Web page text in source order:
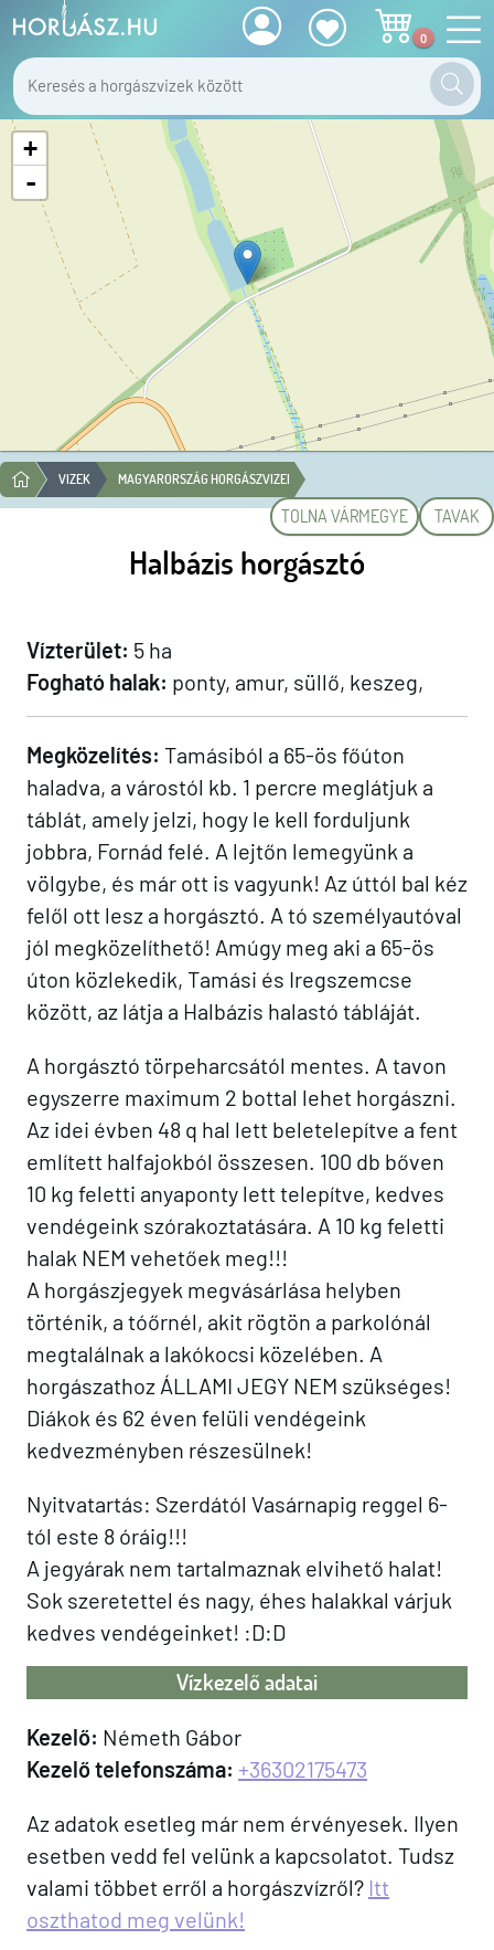
0
+
-
VIZEK MAGYARORSZÁG HORGÁSZVIZEI
TOLNA VÁRMEGYE TAVAK
Halbázis horgásztó
Vízterület: 5 ha
Fogható halak: ponty, amur, süllő, keszeg,
Megközelítés: Tamásiból a 65-ös főúton
haladva, a várostól kb. 1 percre meglátjuk a
táblát, amely jelzi, hogy le kell forduljunk
jobbra, Fornád felé. A lejtőn lemegyünk a
völgybe, és már ott is vagyunk! Az úttól bal kéz
felől ott lesz a horgásztó. A tó személyautóval
jól megközelíthető! Amúgy meg aki a 65-ös
úton közlekedik, Tamási és Iregszemcse
között, az látja a Halbázis halastó tábláját.
A horgásztó törpeharcsától mentes. A tavon
egyszerre maximum 2 bottal lehet horgászni.
Az idei évben 48 q hal lett beletelepítve a fent
említett halfajokból összesen. 100 db bőven
10 kg feletti anyaponty lett telepítve, kedves
vendégeink szórakoztatására. A 10 kg feletti
halak NEM vehetőek meg!!!
A horgászjegyek megvásárlása helyben
történik, a tóőrnél, akit rögtön a parkolónál
megtalálnak a lakókocsi közelében. A
horgászathoz ÁLLAMI JEGY NEM szükséges!
Diákok és 62 éven felüli vendégeink
kedvezményben részesülnek!
Nyitvatartás: Szerdától Vasárnapig reggel 6-
tól este 8 óráig!!!
A jegyárak nem tartalmaznak elvihető halat!
Sok szeretettel és nagy, éhes halakkal várjuk
kedves vendégeinket! :D:D
Vízkezelő adatai
Kezelő: Németh Gábor
Kezelő telefonszáma: +36302175473
Az adatok esetleg már nem érvényesek. Ilyen
esetben vedd fel velünk a kapcsolatot. Tudsz
valami többet erről a horgászvízről? Itt
oszthatod meg velünk!